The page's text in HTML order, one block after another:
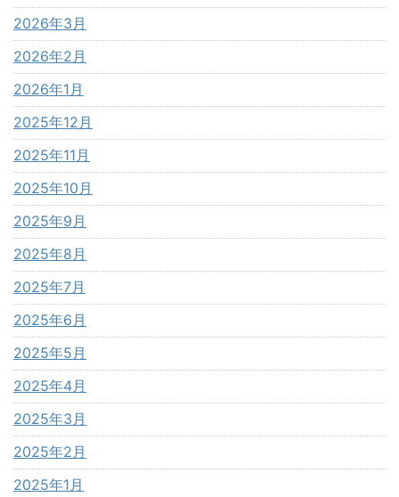
2026年3月
2026年2月
2026年1月
2025年12月
2025年11月
2025年10月
2025年9月
2025年8月
2025年7月
2025年6月
2025年5月
2025年4月
2025年3月
2025年2月
2025年1月